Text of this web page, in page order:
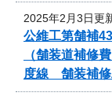
2025年2月3日更
公維工第舗補
（舗装道補修
度線 舗装補修